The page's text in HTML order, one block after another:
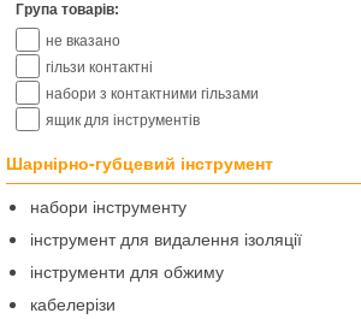
Група товарів:
не вказано
гільзи контактні
набори з контактними гільзами
ящик для інструментів
Шарнірно-губцевий інструмент
набори інструменту
інструмент для видалення ізоляції
інструменти для обжиму
кабелерізи